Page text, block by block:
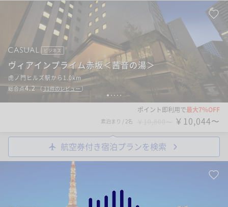
1 2 3 4 5
ビジネス
ヴィアインプライム赤坂＜茜音の湯＞
虎ノ門ヒルズ駅から1.0km
総合点4.2（ 11件のレビュー ）
ポイント即利用で最大7％OFF
素泊まり / 2名 ￥10,044〜
航空券付き宿泊プランを検索